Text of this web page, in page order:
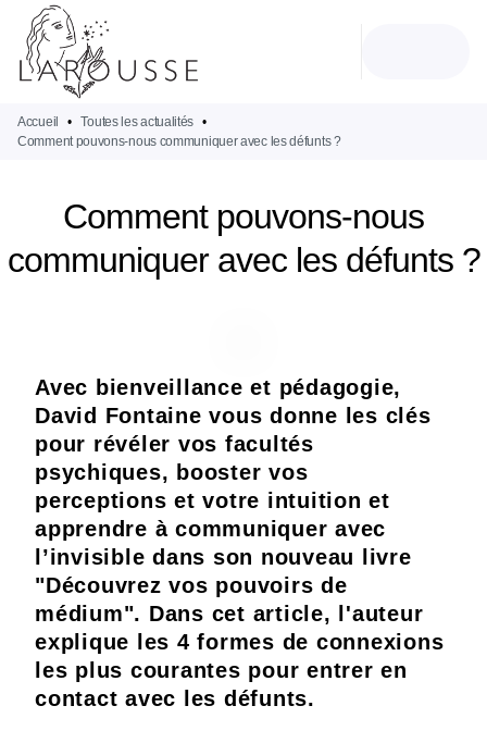
MENU
PIED DE PAGE
Accueil • Toutes les actualités •
Comment pouvons-nous communiquer avec les défunts ?
Comment pouvons-nous
communiquer avec les défunts ?
Avec bienveillance et pédagogie,
David Fontaine vous donne les clés
pour révéler vos facultés
psychiques, booster vos
perceptions et votre intuition et
apprendre à communiquer avec
l’invisible dans son nouveau livre
"Découvrez vos pouvoirs de
médium". Dans cet article, l'auteur
explique les 4 formes de connexions
les plus courantes pour entrer en
contact avec les défunts.